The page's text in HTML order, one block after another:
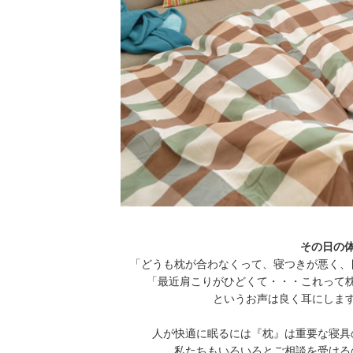
その日の
「どうも枕が合わなくって、寝つきが悪く
「最近肩こりがひどくて・・・これって
というお声は良く耳にしま
人が快適に眠るには『枕』は重要な寝
私たちもいろいろとご相談を受け